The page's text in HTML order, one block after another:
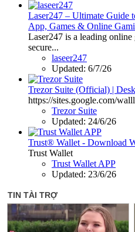
Laser247 – Ultimate Guide
App, Games & Online
Laser247 is a leading
secure...
laseer247
Updated: 6/7/26
Trezor Suite (Official) |
https://sites.google.com/
Trezor Suite
Updated: 24/6/26
Trust® Wallet - Download
Trust Wallet
Trust Wallet APP
Updated: 23/6/26